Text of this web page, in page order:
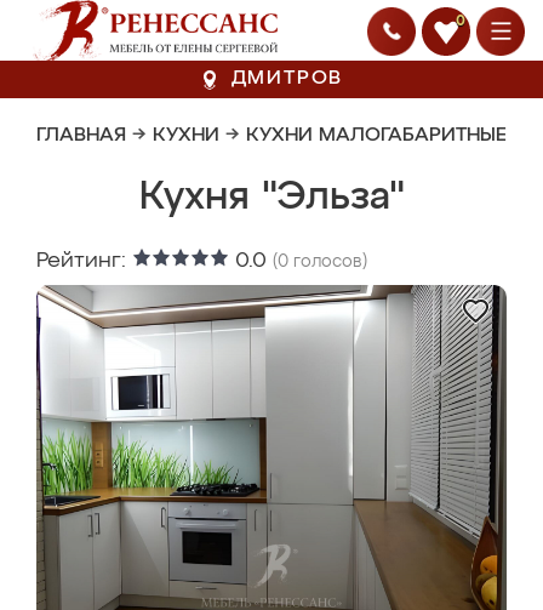
0
ДМИТРОВ
ГЛАВНАЯ → КУХНИ → КУХНИ МАЛОГАБАРИТНЫЕ
Кухня "Эльза"
Рейтинг: 0.0 (0 голосов)